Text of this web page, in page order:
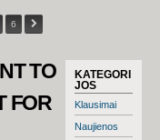
6
KATEGORI
JOS
Klausimai
Naujienos
TO
FOR